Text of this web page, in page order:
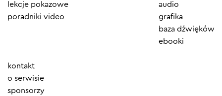
lekcje pokazowe
poradniki video
audio
grafika
baza dźwięków
ebooki
Element
menu
kontakt
o serwisie
sponsorzy